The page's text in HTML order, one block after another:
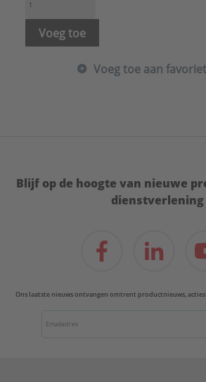
Voeg toe
Voeg toe aan
Blijf op de hoogte van nieuwe
dienstverlening
Ons laatste nieuws ontvangen omtrent productnieuws, acties